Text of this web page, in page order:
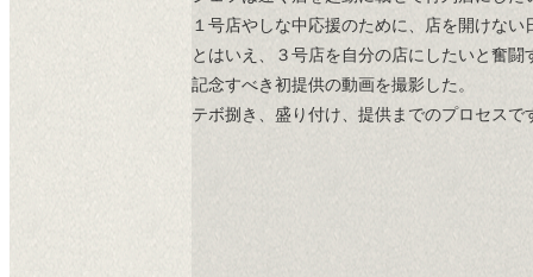
１号店やしな中応援のために、店を開けな
とはいえ、３号店を自分の店にしたいと奮
記念すべき初提供の動画を撮影した。
テボ捌き、盛り付け、提供までのプロセスで